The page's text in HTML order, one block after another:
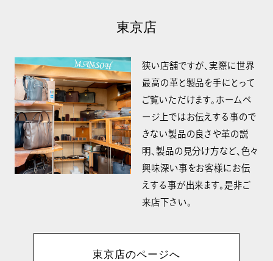
東京店
狭い店舗ですが、実際に世界
最高の革と製品を手にとって
ご覧いただけます。ホームペ
ージ上ではお伝えする事ので
きない製品の良さや革の説
明、製品の見分け方など、色々
興味深い事をお客様にお伝
えする事が出来ます。是非ご
来店下さい。
東京店のページへ